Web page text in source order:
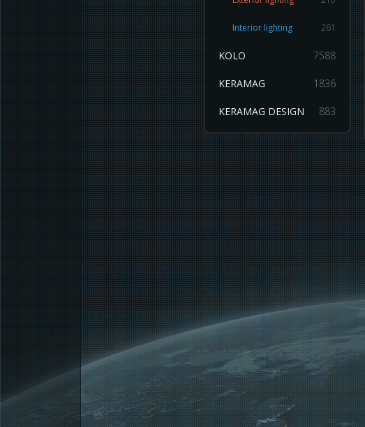
Interior lighting 261
KOLO 7588
KERAMAG 1836
KERAMAG DESIGN 883